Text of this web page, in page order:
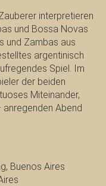
interpretieren
und Bossa Novas
und Zambas aus
argentinisch
Spiel. Im
der beiden
Miteinander,
Abend
Buenos Aires